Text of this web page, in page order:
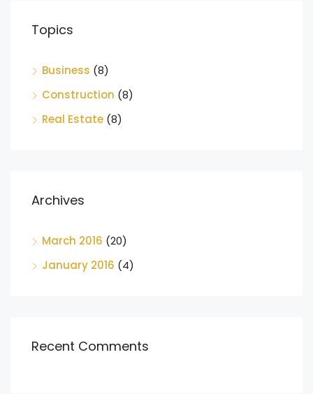
Topics
Business (8)
Construction (8)
Real Estate (8)
Archives
March 2016 (20)
January 2016 (4)
Recent Comments